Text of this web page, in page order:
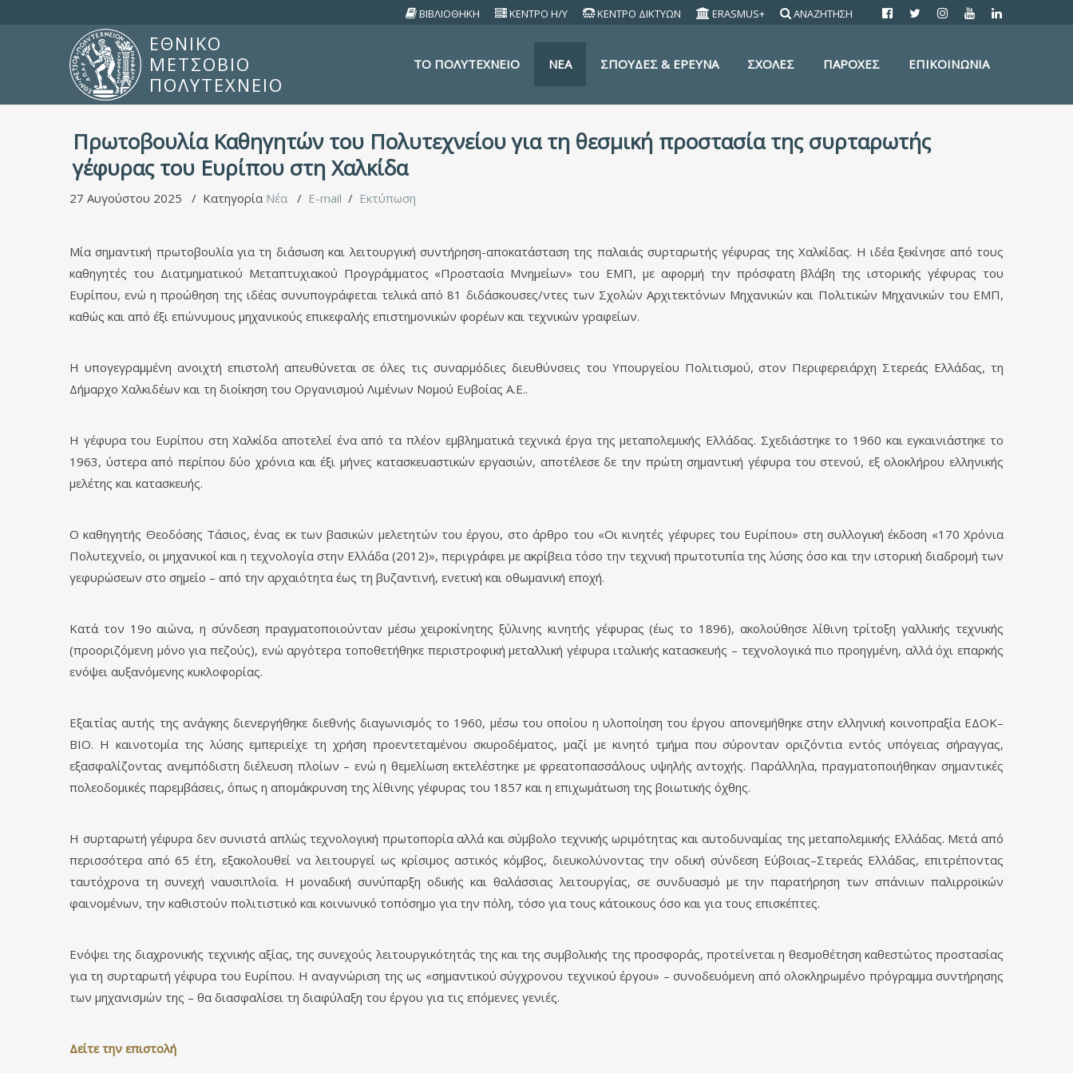
ΒΙΒΛΙΟΘΗΚΗ ΚΕΝΤΡΟ Η/Υ ΚΕΝΤΡΟ ΔΙΚΤΥΩΝ ERASMUS+ ΑΝΑΖΗΤΗΣΗ
ΕΘΝΙΚΟ
ΜΕΤΣΟΒΙΟ
ΠΟΛΥΤΕΧΝΕΙΟ
TO ΠΟΛΥΤΕΧΝΕΙΟ ΝΕΑ ΣΠΟΥΔΕΣ & ΕΡΕΥΝΑ ΣΧΟΛΕΣ ΠΑΡΟΧΕΣ ΕΠΙΚΟΙΝΩΝΙΑ
Πρωτοβουλία Καθηγητών του Πολυτεχνείου για τη θεσμική προστασία της συρταρωτής
γέφυρας του Ευρίπου στη Χαλκίδα
27 Αυγούστου 2025 Κατηγορία Νέα E-mail Εκτύπωση
Μία σημαντική πρωτοβουλία για τη διάσωση και λειτουργική συντήρηση-αποκατάσταση της παλαιάς συρταρωτής γέφυρας της Χαλκίδας. Η ιδέα ξεκίνησε από τους
καθηγητές του Διατμηματικού Μεταπτυχιακού Προγράμματος «Προστασία Μνημείων» του ΕΜΠ, με αφορμή την πρόσφατη βλάβη της ιστορικής γέφυρας του
Ευρίπου, ενώ η προώθηση της ιδέας συνυπογράφεται τελικά από 81 διδάσκουσες/ντες των Σχολών Αρχιτεκτόνων Μηχανικών και Πολιτικών Μηχανικών του ΕΜΠ,
καθώς και από έξι επώνυμους μηχανικούς επικεφαλής επιστημονικών φορέων και τεχνικών γραφείων.
Η υπογεγραμμένη ανοιχτή επιστολή απευθύνεται σε όλες τις συναρμόδιες διευθύνσεις του Υπουργείου Πολιτισμού, στον Περιφερειάρχη Στερεάς Ελλάδας, τη
Δήμαρχο Χαλκιδέων και τη διοίκηση του Οργανισμού Λιμένων Νομού Ευβοίας Α.Ε..
Η γέφυρα του Ευρίπου στη Χαλκίδα αποτελεί ένα από τα πλέον εμβληματικά τεχνικά έργα της μεταπολεμικής Ελλάδας. Σχεδιάστηκε το 1960 και εγκαινιάστηκε το
1963, ύστερα από περίπου δύο χρόνια και έξι μήνες κατασκευαστικών εργασιών, αποτέλεσε δε την πρώτη σημαντική γέφυρα του στενού, εξ ολοκλήρου ελληνικής
μελέτης και κατασκευής.
Ο καθηγητής Θεοδόσης Τάσιος, ένας εκ των βασικών μελετητών του έργου, στο άρθρο του «Οι κινητές γέφυρες του Ευρίπου» στη συλλογική έκδοση «170 Χρόνια
Πολυτεχνείο, οι μηχανικοί και η τεχνολογία στην Ελλάδα (2012)», περιγράφει με ακρίβεια τόσο την τεχνική πρωτοτυπία της λύσης όσο και την ιστορική διαδρομή των
γεφυρώσεων στο σημείο – από την αρχαιότητα έως τη βυζαντινή, ενετική και οθωμανική εποχή.
Κατά τον 19ο αιώνα, η σύνδεση πραγματοποιούνταν μέσω χειροκίνητης ξύλινης κινητής γέφυρας (έως το 1896), ακολούθησε λίθινη τρίτοξη γαλλικής τεχνικής
(προοριζόμενη μόνο για πεζούς), ενώ αργότερα τοποθετήθηκε περιστροφική μεταλλική γέφυρα ιταλικής κατασκευής – τεχνολογικά πιο προηγμένη, αλλά όχι επαρκής
ενόψει αυξανόμενης κυκλοφορίας.
Εξαιτίας αυτής της ανάγκης διενεργήθηκε διεθνής διαγωνισμός το 1960, μέσω του οποίου η υλοποίηση του έργου απονεμήθηκε στην ελληνική κοινοπραξία ΕΔΟΚ–
ΒΙΟ. Η καινοτομία της λύσης εμπεριείχε τη χρήση προεντεταμένου σκυροδέματος, μαζί με κινητό τμήμα που σύρονταν οριζόντια εντός υπόγειας σήραγγας,
εξασφαλίζοντας ανεμπόδιστη διέλευση πλοίων – ενώ η θεμελίωση εκτελέστηκε με φρεατοπασσάλους υψηλής αντοχής. Παράλληλα, πραγματοποιήθηκαν σημαντικές
πολεοδομικές παρεμβάσεις, όπως η απομάκρυνση της λίθινης γέφυρας του 1857 και η επιχωμάτωση της βοιωτικής όχθης.
Η συρταρωτή γέφυρα δεν συνιστά απλώς τεχνολογική πρωτοπορία αλλά και σύμβολο τεχνικής ωριμότητας και αυτοδυναμίας της μεταπολεμικής Ελλάδας. Μετά από
περισσότερα από 65 έτη, εξακολουθεί να λειτουργεί ως κρίσιμος αστικός κόμβος, διευκολύνοντας την οδική σύνδεση Εύβοιας–Στερεάς Ελλάδας, επιτρέποντας
ταυτόχρονα τη συνεχή ναυσιπλοΐα. Η μοναδική συνύπαρξη οδικής και θαλάσσιας λειτουργίας, σε συνδυασμό με την παρατήρηση των σπάνιων παλιρροϊκών
φαινομένων, την καθιστούν πολιτιστικό και κοινωνικό τοπόσημο για την πόλη, τόσο για τους κάτοικους όσο και για τους επισκέπτες.
Ενόψει της διαχρονικής τεχνικής αξίας, της συνεχούς λειτουργικότητάς της και της συμβολικής της προσφοράς, προτείνεται η θεσμοθέτηση καθεστώτος προστασίας
για τη συρταρωτή γέφυρα του Ευρίπου. Η αναγνώριση της ως «σημαντικού σύγχρονου τεχνικού έργου» – συνοδευόμενη από ολοκληρωμένο πρόγραμμα συντήρησης
των μηχανισμών της – θα διασφαλίσει τη διαφύλαξη του έργου για τις επόμενες γενιές.
Δείτε την επιστολή